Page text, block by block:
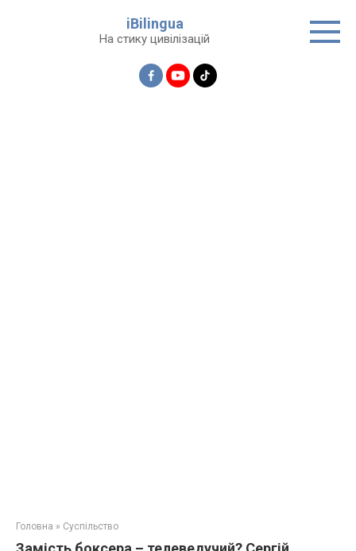
iBilingua
На стику цивілізацій
Головна » Суспільство